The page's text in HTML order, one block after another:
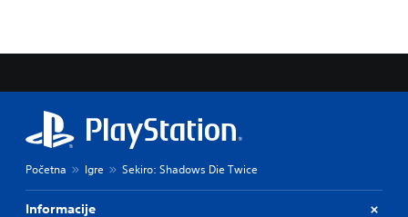
Početna Igre Sekiro: Shadows Die Twice
Informacije